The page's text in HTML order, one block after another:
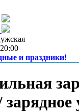
и праздники!
зарядное